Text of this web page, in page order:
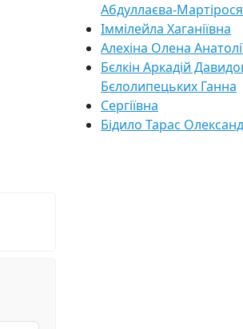
Абдуллаєва-
Іммілейла Хаганіївна
Алехіна Олена
Бєлкін Аркадій
Бєлолипецьких Ганна
Сергіївна
Бідило Тарас